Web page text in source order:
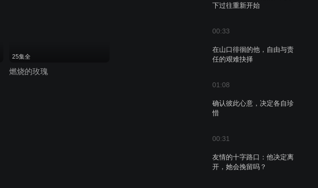
下过往重新开始
00:33
在山口徘徊的他，自由与责
任的艰难抉择
01:08
确认彼此心意，决定各自珍
惜
00:31
友情的十字路口：他决定离
开，她会挽留吗？
25集全
燃烧的玫瑰